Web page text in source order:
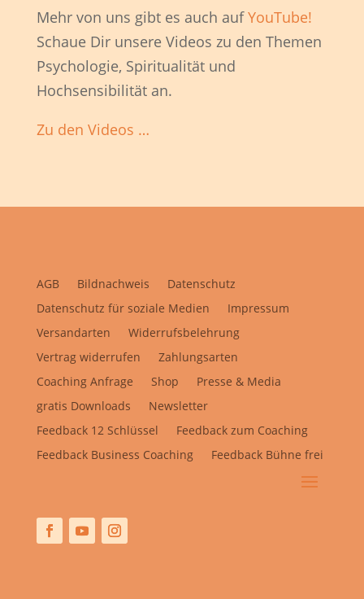
Mehr von uns gibt es auch aufYouTube!
Schaue Dir unsere Videos zu den Themen
Psychologie, Spiritualität und
Hochsensibilität an.
Zu den Videos …
AGB Bildnachweis
Datenschutz
Datenschutz für soziale Medien
Impressum
Versandarten
Widerrufsbelehrung
Vertrag widerrufen
Zahlungsarten
Coaching Anfrage
Shop
Presse & Media
gratis Downloads
Newsletter
Feedback 12 Schlüssel
Feedback zum Coaching
Feedback Business Coaching
Feedback Bühne frei